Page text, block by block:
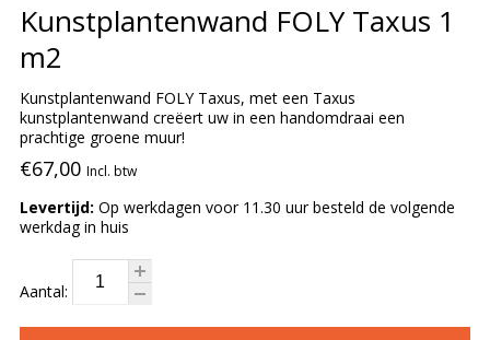
Kunstplantenwand FOLY Taxus 1
m2
Kunstplantenwand FOLY Taxus, met een Taxus
kunstplantenwand creëert uw in een handomdraai een
prachtige groene muur!
€67,00 Incl. btw
Levertijd: Op werkdagen voor 11.30 uur besteld de volgende
werkdag in huis
Aantal: